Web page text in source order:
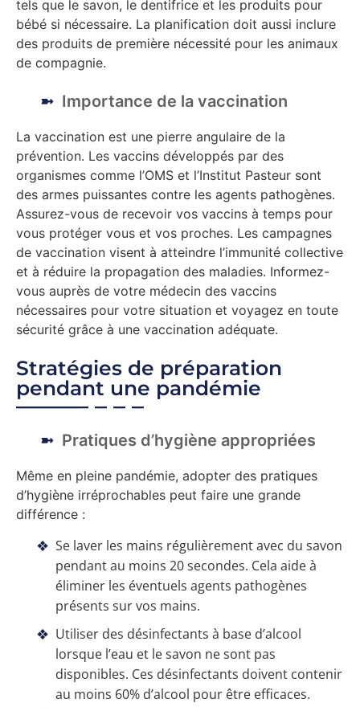
tels que le savon, le dentifrice et les produits pour
bébé si nécessaire. La planification doit aussi inclure
des produits de première nécessité pour les animaux
de compagnie.
Importance de la vaccination
La vaccination est une pierre angulaire de la
prévention. Les vaccins développés par des
organismes comme l’OMS et l’Institut Pasteur sont
des armes puissantes contre les agents pathogènes.
Assurez-vous de recevoir vos vaccins à temps pour
vous protéger vous et vos proches. Les campagnes
de vaccination visent à atteindre l’immunité collective
et à réduire la propagation des maladies. Informez-
vous auprès de votre médecin des vaccins
nécessaires pour votre situation et voyagez en toute
sécurité grâce à une vaccination adéquate.
Stratégies de préparation
pendant une pandémie
Pratiques d’hygiène appropriées
Même en pleine pandémie, adopter des pratiques
d’hygiène irréprochables peut faire une grande
différence :
Se laver les mains régulièrement avec du savon
pendant au moins 20 secondes. Cela aide à
éliminer les éventuels agents pathogènes
présents sur vos mains.
Utiliser des désinfectants à base d’alcool
lorsque l’eau et le savon ne sont pas
disponibles. Ces désinfectants doivent contenir
au moins 60% d’alcool pour être efficaces.